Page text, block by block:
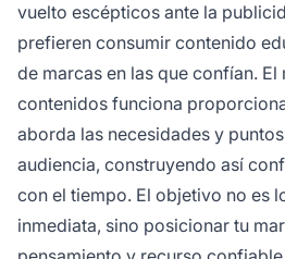
vuelto escépticos ante la
prefieren consumir contenido
de marcas en las que confían.
contenidos funciona
aborda las necesidades y
audiencia, construyendo así
con el tiempo. El objetivo no es
inmediata, sino posicionar tu